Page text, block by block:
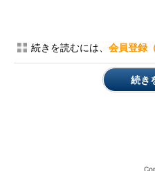
続きを読むには、 会員登録
続き